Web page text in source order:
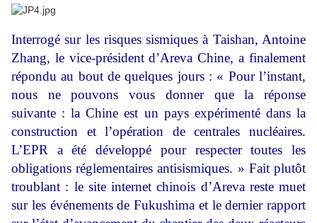
Interrogé sur les risques sismiques à Taishan, Antoine
Zhang, le vice-président d’Areva Chine, a finalement
répondu au bout de quelques jours : « Pour l’instant,
nous ne pouvons vous donner que la réponse
suivante : la Chine est un pays expérimenté dans la
construction et l’opération de centrales nucléaires.
L’EPR a été développé pour respecter toutes les
obligations réglementaires antisismiques. » Fait plutôt
troublant : le site internet chinois d’Areva reste muet
sur les événements de Fukushima et le dernier rapport